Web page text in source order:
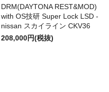
DRM(DAYTONA REST&MOD)
with OS技研 Super Lock LSD -
nissan スカイライン CKV36
208,000円(税抜)